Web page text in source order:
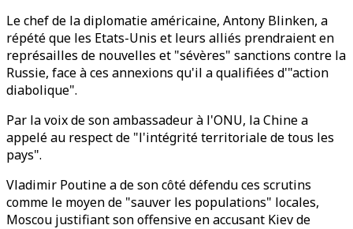
Le chef de la diplomatie américaine, Antony Blinken, a
répété que les Etats-Unis et leurs alliés prendraient en
représailles de nouvelles et "sévères" sanctions contre la
Russie, face à ces annexions qu'il a qualifiées d'"action
diabolique".
Par la voix de son ambassadeur à l'ONU, la Chine a
appelé au respect de "l'intégrité territoriale de tous les
pays".
Vladimir Poutine a de son côté défendu ces scrutins
comme le moyen de "sauver les populations" locales,
Moscou justifiant son offensive en accusant Kiev de